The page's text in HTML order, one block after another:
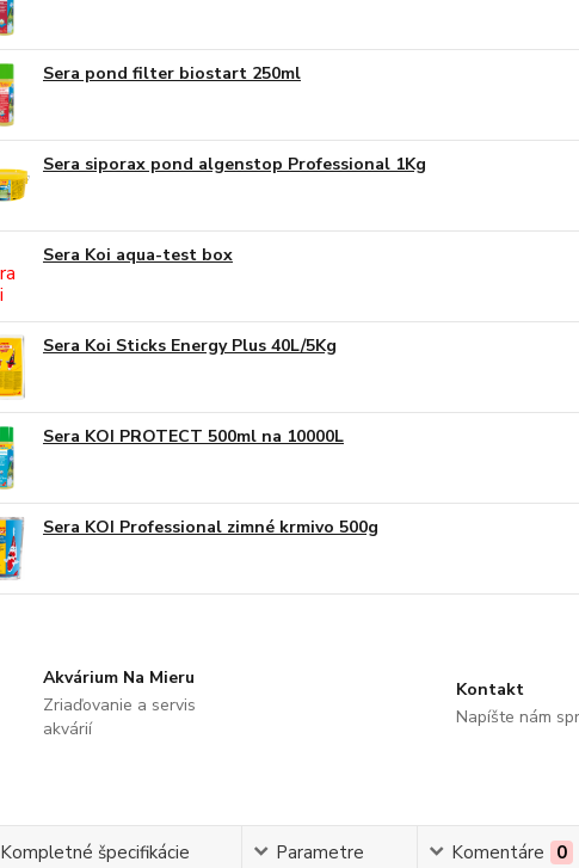
Sera pond filter biostart 250ml
Sera siporax pond algenstop Professional 1Kg
Sera Koi aqua-test box
Sera Koi Sticks Energy Plus 40L/5Kg
Sera KOI PROTECT 500ml na 10000L
Sera KOI Professional zimné krmivo 500g
Akvárium Na Mieru
Zriaďovanie a servis
akvárií
Kontakt
Napíšte nám
Kompletné špecifikácie Parametre Komentáre 0